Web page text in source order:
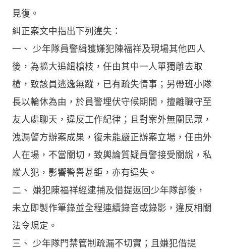
見復。
糾正案文中指出下列違失：
一、 少年隊員警緝獲嫌犯陳福祥及現場其他四人
後，為擴大追緝槍枝，任由其中一人單獨離去取
槍，致該員逃逸無蹤，已有疏失情事；另帶班小隊
長以輪休為由，於員警埋伏守候期間，擅離職守至
友人處聊天，違反工作紀律；且對案外無關民眾，
洩漏警方辦案成果，復未能嚴正辦案立場，任由外
人在場，不當關切，致輿論質疑員警接受關說，私
縱人犯，影響警譽甚鉅，亦有違失。
二、 嫌犯陳福祥經逮捕及借提返回少年隊部後，
未立即製作筆錄並全程連續錄音或錄影，違反相關
法令規定。
三、 少年隊門禁管制疏漏不切實；且嫌犯借提